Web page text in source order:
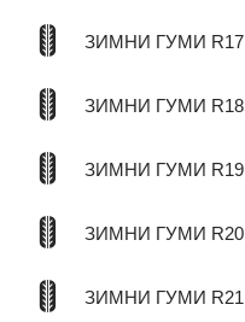
ЗИМНИ ГУМИ R17
ЗИМНИ ГУМИ R18
ЗИМНИ ГУМИ R19
ЗИМНИ ГУМИ R20
ЗИМНИ ГУМИ R21